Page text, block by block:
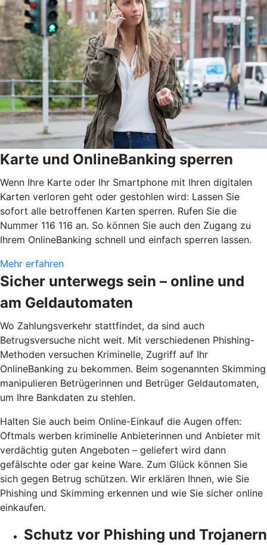
Karte und OnlineBanking sperren
Wenn Ihre Karte oder Ihr Smartphone mit Ihren digitalen
Karten verloren geht oder gestohlen wird: Lassen Sie
sofort alle betroffenen Karten sperren. Rufen Sie die
Nummer 116 116 an. So können Sie auch den Zugang zu
Ihrem OnlineBanking schnell und einfach sperren lassen.
Mehr erfahren
Sicher unterwegs sein – online und
am Geldautomaten
Wo Zahlungsverkehr stattfindet, da sind auch
Betrugsversuche nicht weit. Mit verschiedenen Phishing-
Methoden versuchen Kriminelle, Zugriff auf Ihr
OnlineBanking zu bekommen. Beim sogenannten Skimming
manipulieren Betrügerinnen und Betrüger Geldautomaten,
um Ihre Bankdaten zu stehlen.
Halten Sie auch beim Online-Einkauf die Augen offen:
Oftmals werben kriminelle Anbieterinnen und Anbieter mit
verdächtig guten Angeboten – geliefert wird dann
gefälschte oder gar keine Ware. Zum Glück können Sie
sich gegen Betrug schützen. Wir erklären Ihnen, wie Sie
Phishing und Skimming erkennen und wie Sie sicher online
einkaufen.
Schutz vor Phishing und Trojanern